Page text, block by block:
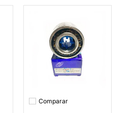
Añadir a comparar
Comparar